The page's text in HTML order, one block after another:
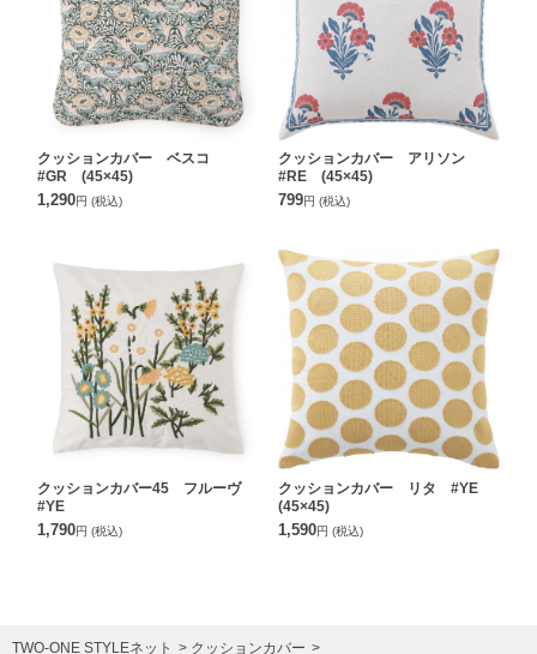
クッションカバー ベスコ
#GR (45×45)
1,290円 (税込)
クッションカバー アリソン
#RE (45×45)
799円 (税込)
クッションカバー45 フルーヴ
#YE
1,790円 (税込)
クッションカバー リタ #YE
(45×45)
1,590円 (税込)
TWO-ONE STYLEネット
クッションカバー